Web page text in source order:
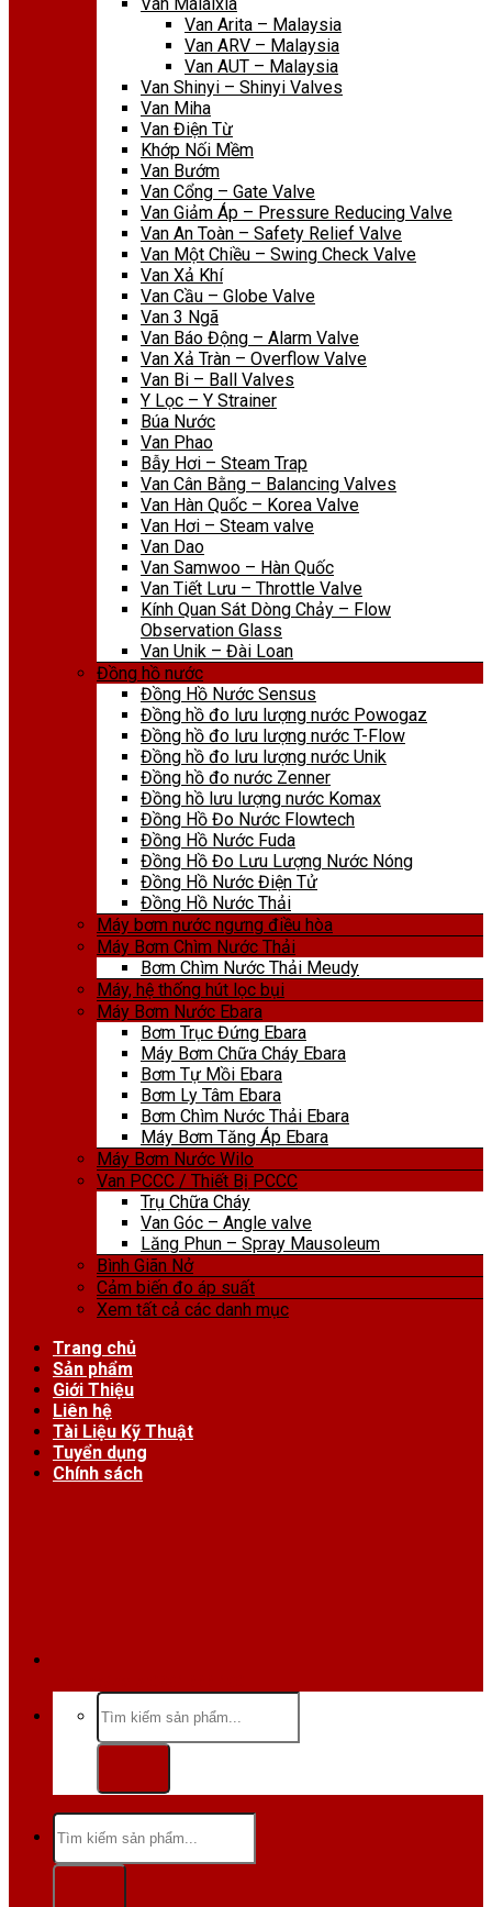
Van Arita – Malaysia
Van ARV – Malaysia
Van AUT – Malaysia
Van Shinyi – Shinyi Valves
Van Miha
Van Điện Từ
Khớp Nối Mềm
Van Bướm
Van Cổng – Gate Valve
Van Giảm Áp – Pressure Reducing Valve
Van An Toàn – Safety Relief Valve
Van Một Chiều – Swing Check Valve
Van Xả Khí
Van Cầu – Globe Valve
Van 3 Ngã
Van Báo Động – Alarm Valve
Van Xả Tràn – Overflow Valve
Van Bi – Ball Valves
Y Lọc – Y Strainer
Búa Nước
Van Phao
Bẫy Hơi – Steam Trap
Van Cân Bằng – Balancing Valves
Van Hàn Quốc – Korea Valve
Van Hơi – Steam valve
Van Dao
Van Samwoo – Hàn Quốc
Van Tiết Lưu – Throttle Valve
Kính Quan Sát Dòng Chảy – Flow
Observation Glass
Van Unik – Đài Loan
Đồng hồ nước
Đồng Hồ Nước Sensus
Đồng hồ đo lưu lượng nước Powogaz
Đồng hồ đo lưu lượng nước T-Flow
Đồng hồ đo lưu lượng nước Unik
Đồng hồ đo nước Zenner
Đồng hồ lưu lượng nước Komax
Đồng Hồ Đo Nước Flowtech
Đồng Hồ Nước Fuda
Đồng Hồ Đo Lưu Lượng Nước Nóng
Đồng Hồ Nước Điện Tử
Đồng Hồ Nước Thải
Máy bơm nước ngưng điều hòa
Máy Bơm Chìm Nước Thải
Bơm Chìm Nước Thải Meudy
Máy, hệ thống hút lọc bụi
Máy Bơm Nước Ebara
Bơm Trục Đứng Ebara
Máy Bơm Chữa Cháy Ebara
Bơm Tự Mồi Ebara
Bơm Ly Tâm Ebara
Bơm Chìm Nước Thải Ebara
Máy Bơm Tăng Áp Ebara
Máy Bơm Nước Wilo
Van PCCC / Thiết Bị PCCC
Trụ Chữa Cháy
Van Góc – Angle valve
Lăng Phun – Spray Mausoleum
Bình Giãn Nở
Cảm biến đo áp suất
Xem tất cả các danh mục
Trang chủ
Sản phẩm
Giới Thiệu
Liên hệ
Tài Liệu Kỹ Thuật
Tuyển dụng
Chính sách
Tìm
kiếm:
Tìm
kiếm: